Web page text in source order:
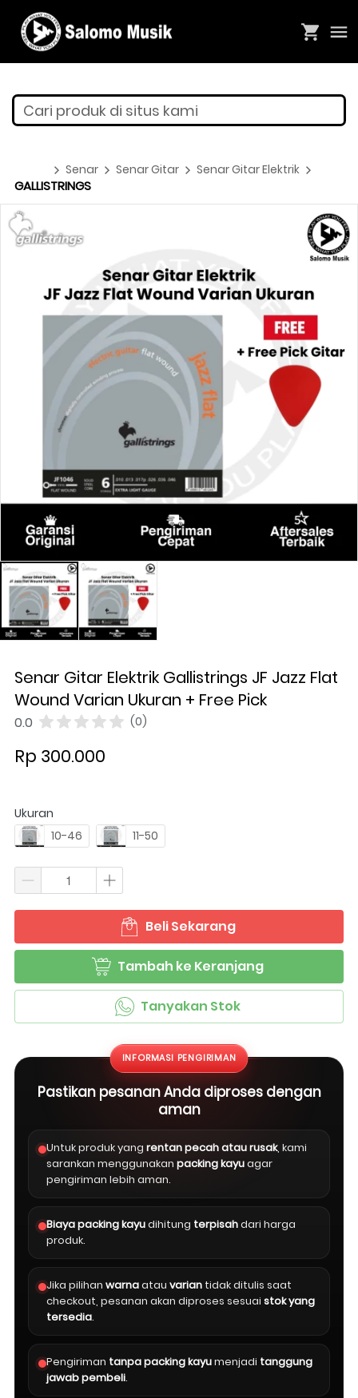
Cari produk di situs kami
Senar Senar Gitar Senar Gitar Elektrik
GALLISTRINGS
Senar Gitar Elektrik Gallistrings JF Jazz Flat
Wound Varian Ukuran + Free Pick
0.0 (0)
Rp 300.000
Ukuran
10-46
11-50
` Beli Sekarang
` Tambah ke Keranjang
` Tanyakan Stok
INFORMASI PENGIRIMAN
Pastikan pesanan Anda diproses dengan
aman
Untuk produk yang rentan pecah atau rusak, kami
sarankan menggunakan packing kayuagar
pengiriman lebih aman.
Biaya packing kayudihitung terpisahdari harga
produk.
Jika pilihan warnaatau varian tidak ditulis saat
checkout, pesanan akan diproses sesuai stok yang
tersedia.
Pengiriman tanpa packing kayumenjadi tanggung
jawab pembeli.